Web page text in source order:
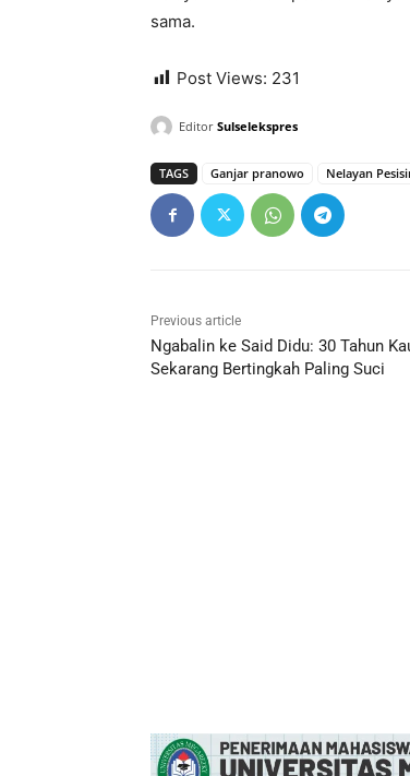
sama.
Post Views: 231
Editor Sulselekspres
TAGS Ganjar pranowo Nelayan
Previous article
Ngabalin ke Said Didu: 30 Tahun
Sekarang Bertingkah Paling Suci